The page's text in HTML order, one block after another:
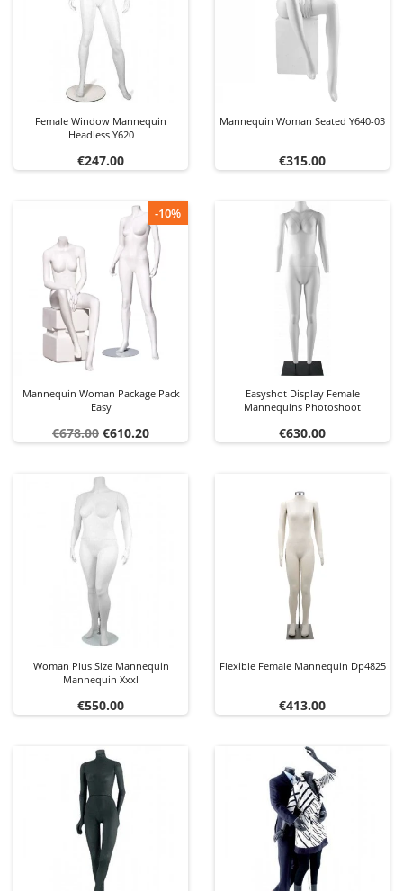
Female Window Mannequin
Headless Y620
Price
€247.00
Mannequin Woman Seated Y640-03
Price
€315.00
-10%
Mannequin Woman Package Pack
Easy
Regular
€678.00 Price
€610.20
Easyshot Display Female
Mannequins Photoshoot
Price
€630.00
Woman Plus Size Mannequin
Mannequin Xxxl
Price
€550.00
Flexible Female Mannequin Dp4825
Price
€413.00